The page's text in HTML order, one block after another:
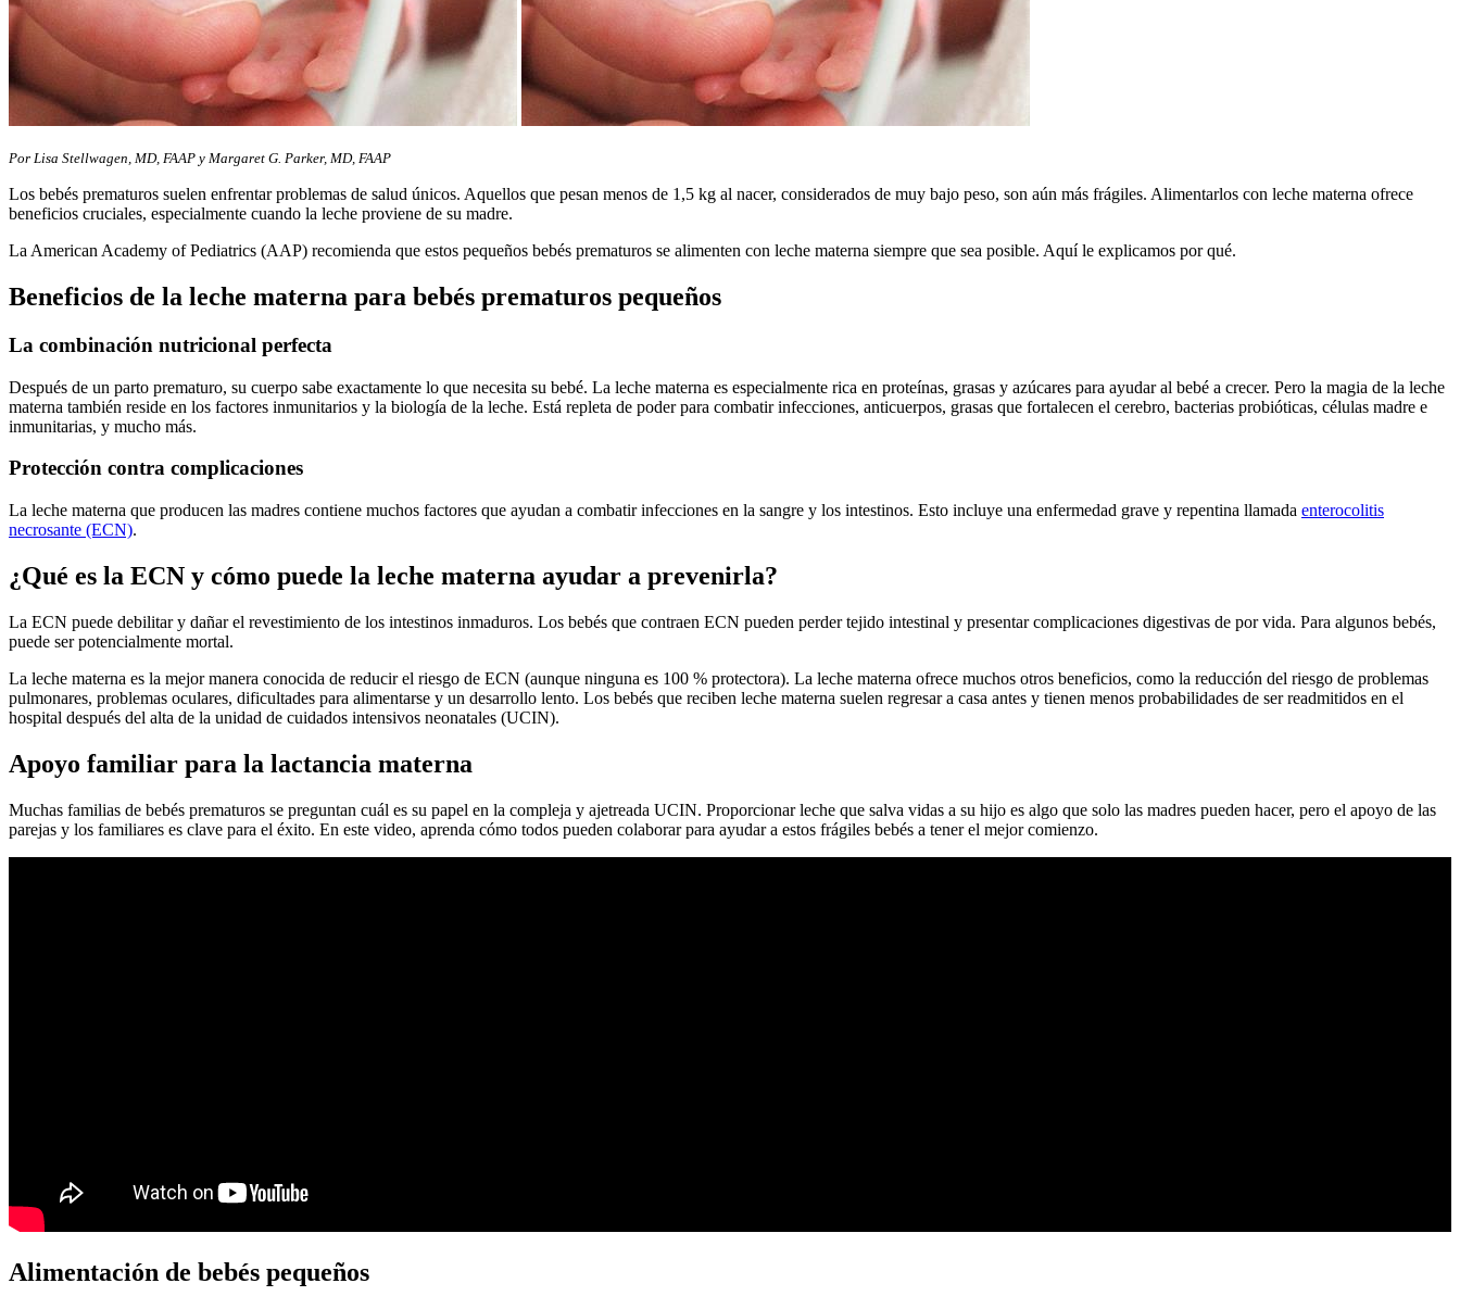
Por Lisa Stellwagen, MD, FAAP y Margaret G. Parker, MD, FAAP
Los bebés prematuros suelen enfrentar problemas de salud únicos. Aquellos que pesan menos de 1,5 kg al nacer, considerados de muy bajo peso, son aún más frágiles. Alimentarlos con leche materna ofrece
beneficios cruciales, especialmente cuando la leche proviene de su madre.
La American Academy of Pediatrics (AAP) recomienda que estos pequeños bebés prematuros se alimenten con leche materna siempre que sea posible. Aquí le explicamos por qué.
Beneficios de la leche materna para bebés prematuros pequeños
La combinación nutricional perfecta
Después de un parto prematuro, su cuerpo sabe exactamente lo que necesita su bebé. La leche materna es especialmente rica en proteínas, grasas y azúcares para ayudar al bebé a crecer. Pero la magia de la leche
materna también reside en los factores inmunitarios y la biología de la leche. Está repleta de poder para combatir infecciones, anticuerpos, grasas que fortalecen el cerebro, bacterias probióticas, células madre e
inmunitarias, y mucho más.
Protección contra complicaciones
La leche materna que producen las madres contiene muchos factores que ayudan a combatir infecciones en la sangre y los intestinos. Esto incluye una enfermedad grave y repentina llamada enterocolitis
necrosante (ECN).
¿Qué es la ECN y cómo puede la leche materna ayudar a prevenirla?
La ECN puede debilitar y dañar el revestimiento de los intestinos inmaduros. Los bebés que contraen ECN pueden perder tejido intestinal y presentar complicaciones digestivas de por vida. Para algunos bebés,
puede ser potencialmente mortal.
La leche materna es la mejor manera conocida de reducir el riesgo de ECN (aunque ninguna es 100 % protectora). La leche materna ofrece muchos otros beneficios, como la reducción del riesgo de problemas
pulmonares, problemas oculares, dificultades para alimentarse y un desarrollo lento. Los bebés que reciben leche materna suelen regresar a casa antes y tienen menos probabilidades de ser readmitidos en el
hospital después del alta de la unidad de cuidados intensivos neonatales (UCIN).
Apoyo familiar para la lactancia materna
Muchas familias de bebés prematuros se preguntan cuál es su papel en la compleja y ajetreada UCIN. Proporcionar leche que salva vidas a su hijo es algo que solo las madres pueden hacer, pero el apoyo de las
parejas y los familiares es clave para el éxito. En este video, aprenda cómo todos pueden colaborar para ayudar a estos frágiles bebés a tener el mejor comienzo.
Alimentación de bebés pequeños